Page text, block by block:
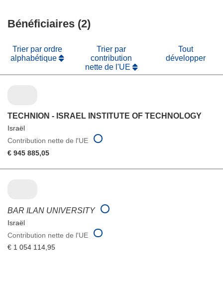
Bénéficiaires (2)
Trier par ordre
alphabétique
Trier par
contribution
nette de l'UE
Tout
développer
TECHNION - ISRAEL INSTITUTE OF TECHNOLOGY
Israël
Contribution nette de l'UE
€ 945 885,05
BAR ILAN UNIVERSITY
Israël
Contribution nette de l'UE
€ 1 054 114,95